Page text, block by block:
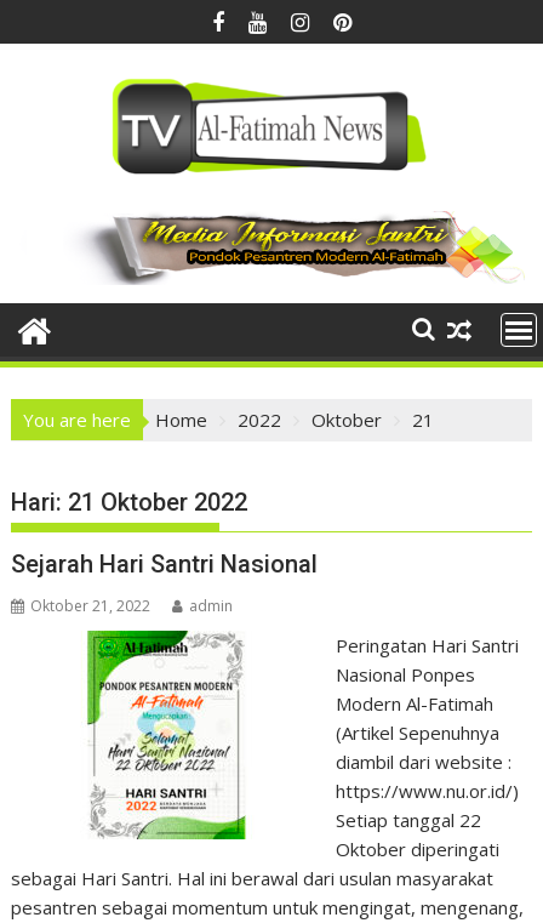
to
You are here Home 2022 Oktober 21
Hari: 21 Oktober 2022
Sejarah Hari Santri Nasional
Oktober 21, 2022 admin
Peringatan Hari Santri
Nasional Ponpes
Modern Al-Fatimah
(Artikel Sepenuhnya
diambil dari website :
https://www.nu.or.id/)
Setiap tanggal 22
Oktober diperingati
sebagai Hari Santri. Hal ini berawal dari usulan masyarakat
pesantren sebagai momentum untuk mengingat, mengenang,